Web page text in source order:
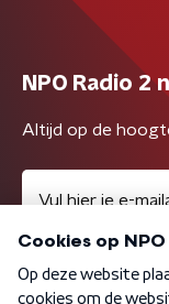
NPO Radio 2
Altijd op de